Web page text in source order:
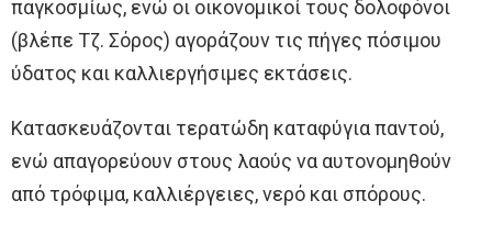
παγκοσμίως, ενώ οι οικονομικοί τους δολοφόνοι
(βλέπε Τζ. Σόρος) αγοράζουν τις πήγες πόσιμου
ύδατος και καλλιεργήσιμες εκτάσεις.
Κατασκευάζονται τερατώδη καταφύγια παντού,
ενώ απαγορεύουν στους λαούς να αυτονομηθούν
από τρόφιμα, καλλιέργειες, νερό και σπόρους.